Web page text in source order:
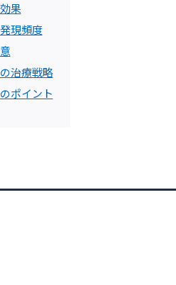
果
現頻度
治療戦略
ポイント